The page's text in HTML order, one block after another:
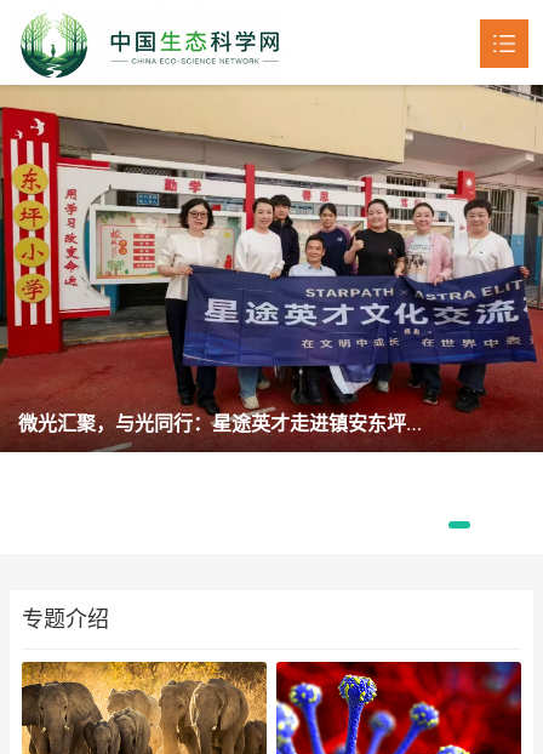
首页
生物
医学
化学
环境 微光汇聚，与光同行：星途英才走进镇安东坪小学开启公益之旅
专题介绍